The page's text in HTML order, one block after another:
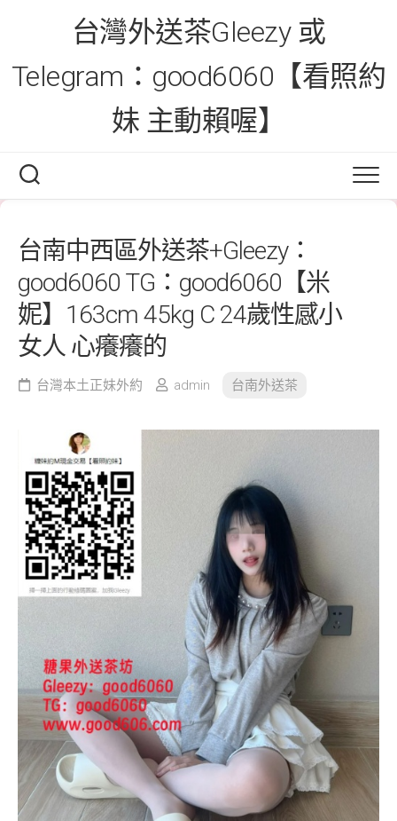
台灣外送茶Gleezy 或
Telegram：good6060【看照約
妹 主動賴喔】
台南中西區外送茶+Gleezy：
good6060 TG：good6060【米
妮】163cm 45kg C 24歲性感小
女人 心癢癢的
台灣本土正妹外約 admin 台南外送茶